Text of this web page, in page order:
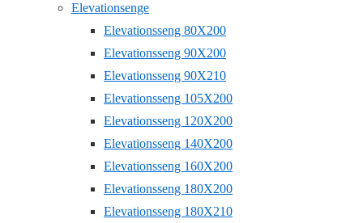
Elevationsenge
Elevationsseng 80X200
Elevationsseng 90X200
Elevationsseng 90X210
Elevationsseng 105X200
Elevationsseng 120X200
Elevationsseng 140X200
Elevationsseng 160X200
Elevationsseng 180X200
Elevationsseng 180X210